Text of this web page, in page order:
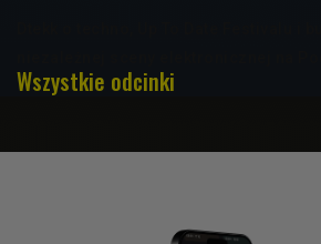
Wszystkie odcinki